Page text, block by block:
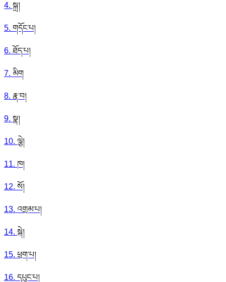
4. སྐྲ།
5. གདོང་པ།
6. ཐོད་པ།
7. མིག
8. རྣ་བ།
9. སྣ།
10. ལྕེ།
11. ཁ།
12. སོ།
13. འགྲམ་པ།
14. སྐེ།
15. ཕྲག་པ།
16. དཔུང་པ།